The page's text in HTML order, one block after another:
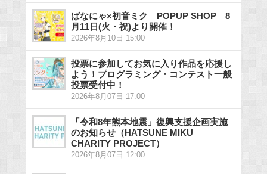
ばなにゃ×初音ミク POPUP SHOP 8
月11日(火・祝)より開催！
2026年8月10日 15:00
投票に参加してお気に入り作品を応援し
よう！プログラミング・コンテスト一般
投票受付中！
2026年8月07日 17:00
「令和8年熊本地震」復興支援企画実施
のお知らせ（HATSUNE MIKU
CHARITY PROJECT）
2026年8月07日 12:00